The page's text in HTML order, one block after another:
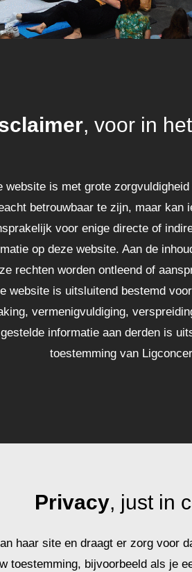
, voor in
website is met grote
betrouwbaar te zijn, maar kan
voor enige directe of
op deze website. Aan de
rechten worden ontleend of
website is uitsluitend bestemd
vermenigvuldiging,
informatie aan derden is
toestemming van
Privacy, just in
haar site en draagt er zorg voor
toestemming, bijvoorbeeld als